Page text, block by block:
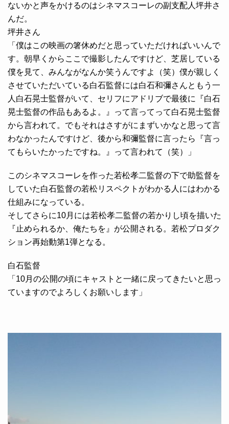
ないかと声をかけるのはシネマスコーレの副支配人坪井さ
んだ。
坪井さん
「僕はこの映画の箸休めだと思っていただければいいんで
す。朝早くからここで撮影したんですけど、芝居している
僕を見て、みんながなんか笑うんですよ（笑）僕が親しく
させていただいている白石監督には白石和彌さんともう一
人白石晃士監督がいて、セリフにアドリブで最後に『白石
晃士監督の作品もあるよ。』って言ってって白石晃士監督
から言われて。でもそれはさすがにまずいかなと思って言
わなかったんですけど、後から和彌監督に言ったら『言っ
てもらいたかったですね。』って言われて（笑）」
このシネマスコーレを作った若松孝二監督の下で助監督を
していた白石監督の若松リスペクトがわかる人にはわかる
仕組みになっている。
そしてさらに10月には若松孝二監督の若かりし頃を描いた
『止められるか、俺たちを』が公開される。若松プロダク
ション再始動第1弾となる。
白石監督
「10月の公開の頃にキャストと一緒に戻ってきたいと思っ
ていますのでよろしくお願いします」